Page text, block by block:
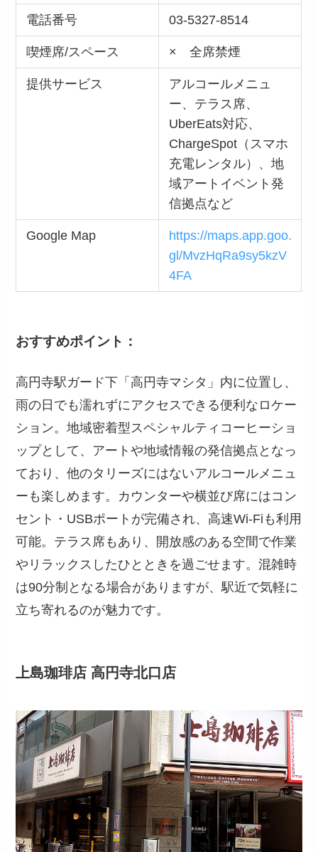
電話番号 03-5327-8514
喫煙席/スペース × 全席禁煙
提供サービス
アルコールメニュ
ー、テラス席、
UberEats対応、
ChargeSpot（スマホ
充電レンタル）、地
域アートイベント発
信拠点など
Google Map
https://maps.app.goo.
gl/MvzHqRa9sy5kzV
4FA
おすすめポイント：
高円寺駅ガード下「高円寺マシタ」内に位置し、
雨の日でも濡れずにアクセスできる便利なロケー
ション。地域密着型スペシャルティコーヒーショ
ップとして、アートや地域情報の発信拠点となっ
ており、他のタリーズにはないアルコールメニュ
ーも楽しめます。カウンターや横並び席にはコン
セント・USBポートが完備され、高速Wi-Fiも利用
可能。テラス席もあり、開放感のある空間で作業
やリラックスしたひとときを過ごせます。混雑時
は90分制となる場合がありますが、駅近で気軽に
立ち寄れるのが魅力です。
上島珈琲店 高円寺北口店